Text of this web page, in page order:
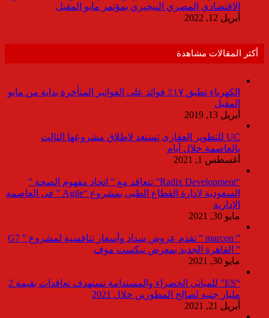
الاقتصادي المصري النيجيري بمؤتمر مايو المقبل
أبريل 12, 2022
أكثر المقالات مشاهدة
الكهرباء تطبق ١٧٪ فوائد على الفواتير المتأخرة بداية من مايو
المقبل
أبريل 13, 2019
UC للتطوير العقارى تستعد لاطلاق مشروعها الثالث
بالعاصمة خلال أيام
أغسطس 1, 2021
“Radix Development” تتعاقد مع ” اتحاد مفهوم الصحة ”
السعودية لإدارة القطاع الطبى بمشروع “Agile ” فى العاصمة
الإدارية
مايو 30, 2021
” marcon ” تقدم عروض سداد وأسعار تنافسية لمشروع ” G7
” القاهرة الجديد بمعرض نيكست موف
مايو 30, 2021
“ES” للمبانى الخضراء والمستدامة تستهدف تعاقدات بقيمة 2
مليار جنيه لصالح المطورين خلال 2021
أبريل 21, 2021